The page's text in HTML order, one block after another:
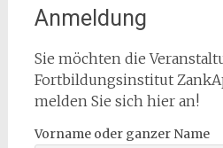
Anmeldung
Sie möchten die
Fortbildungsinstitut
melden Sie sich hier an!
Vorname oder ganzer Name